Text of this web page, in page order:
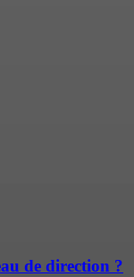
de direction ?